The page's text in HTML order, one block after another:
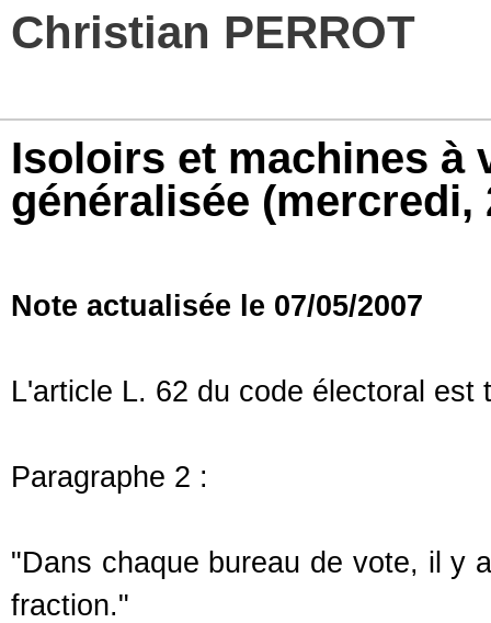
Christian PERROT
Isoloirs et machines à
généralisée (mercredi,
Note actualisée le 07/05/2007
L'article L. 62 du code électoral est
Paragraphe 2 :
"Dans chaque bureau de vote, il y
fraction."